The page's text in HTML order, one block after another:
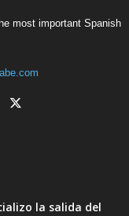
most important Spanish
la salida del